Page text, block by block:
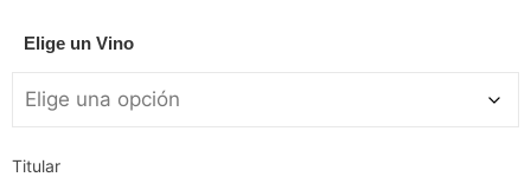
Elige un Vino
Titular